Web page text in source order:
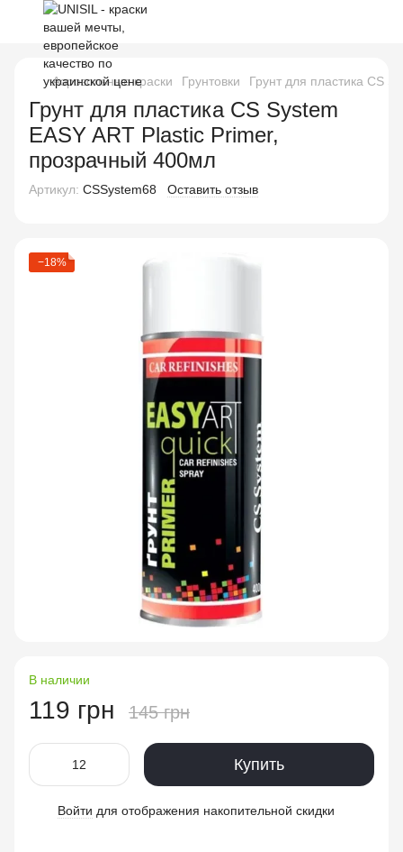
Аэрозольные краски Грунтовки Грунт для пластика CS
Грунт для пластика CS System
EASY ART Plastic Primer,
прозрачный 400мл
Артикул: CSSystem68 Оставить отзыв
−18%
В наличии
119 грн 145 грн
Купить
Войти для отображения накопительной скидки